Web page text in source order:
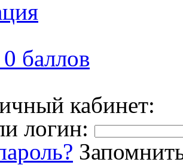
0 баллов
кабинет:
логин: